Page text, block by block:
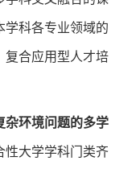
学科各专业领域的
复合应用型人才培
杂环境问题的多学
性大学学科门类齐